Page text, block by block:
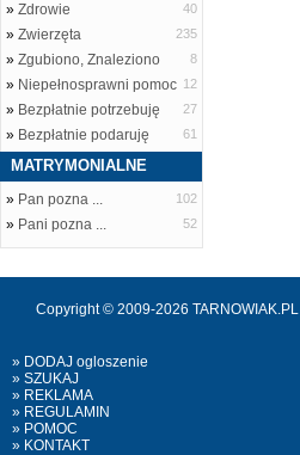
» Zdrowie 40
» Zwierzęta 235
» Zgubiono, Znaleziono 8
» Niepełnosprawni pomoc 12
» Bezpłatnie potrzebuję 27
» Bezpłatnie podaruję 61
MATRYMONIALNE
» Pan pozna ... 102
» Pani pozna ... 52
Copyright © 2009-2026
» DODAJ ogloszenie
» SZUKAJ
» REKLAMA
» REGULAMIN
» POMOC
» KONTAKT